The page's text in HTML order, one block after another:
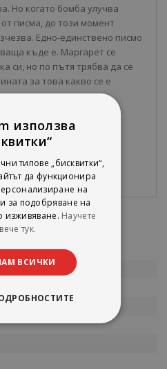
Но когато бомба улучва
писма, до този момент
Едно-единствено писмо
къде е. Маргарет се
си, но по пътя трябва да се
за това какво се е
преди толкова време.
използва
типове „бисквитки“,
да функционира
на
за подобряване на
изживяване. Научете
тук.
ВСИЧКИ